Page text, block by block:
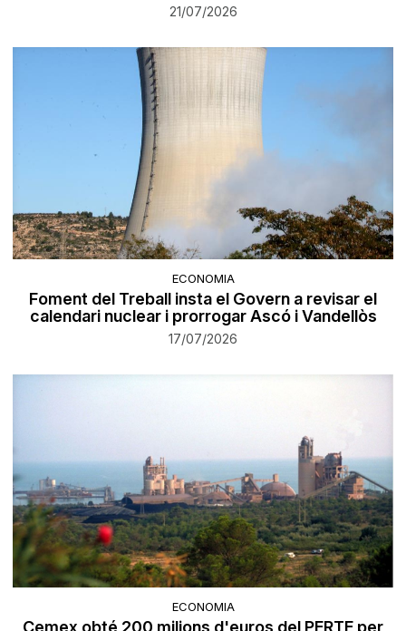
21/07/2026
ECONOMIA
Foment del Treball insta el Govern a revisar el
calendari nuclear i prorrogar Ascó i Vandellòs
17/07/2026
ECONOMIA
Cemex obté 200 milions d'euros del PERTE per